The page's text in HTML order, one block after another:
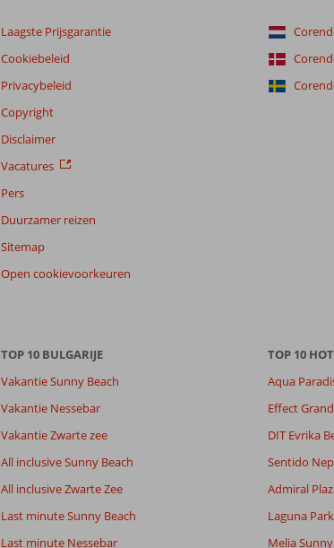
Laagste Prijsgarantie
Cookiebeleid
Privacybeleid
Copyright
Disclaimer
Vacatures
Pers
Duurzamer reizen
Sitemap
Open cookievoorkeuren
TOP 10 BULGARIJE
Vakantie Sunny Beach
Vakantie Nessebar
Vakantie Zwarte zee
All inclusive Sunny Beach
All inclusive Zwarte Zee
Last minute Sunny Beach
Last minute Nessebar
TOP 10
Aqua
Effect
DIT Evrika
Sentido
Admiral
Laguna Park
Melia